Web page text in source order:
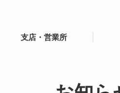
支店・営業所